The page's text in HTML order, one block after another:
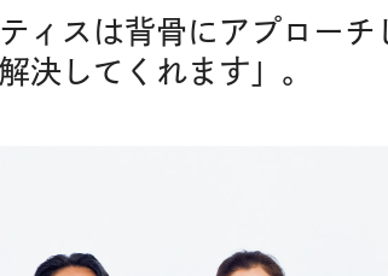
ィスは背骨にアプロー
決してくれます」。